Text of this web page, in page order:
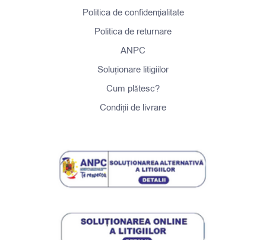
Politica de confidenţialitate
Politica de returnare
ANPC
Soluționare litigiilor
Cum plătesc?
Condiții de livrare